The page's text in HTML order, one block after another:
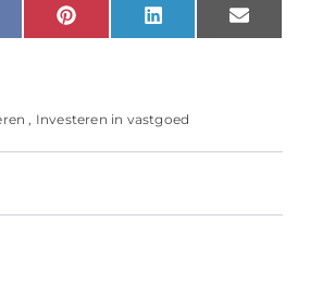
PinterestLinkedInEmail
, Investeren in vastgoed